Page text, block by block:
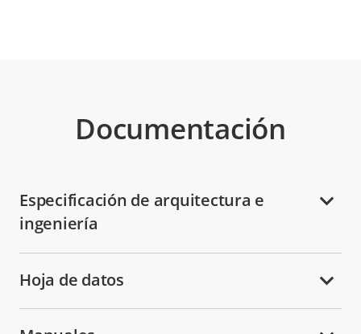
Documentación
Especificación de arquitectura e
ingeniería
Hoja de datos